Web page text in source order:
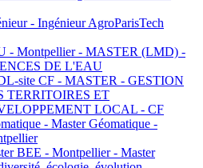
- Ingénieur AgroParisTech
- Montpellier - MASTER (LMD) -
DE L'EAU
site CF - MASTER - GESTION
TERRITOIRES ET
LOCAL - CF
- Master Géomatique -
BEE - Montpellier - Master